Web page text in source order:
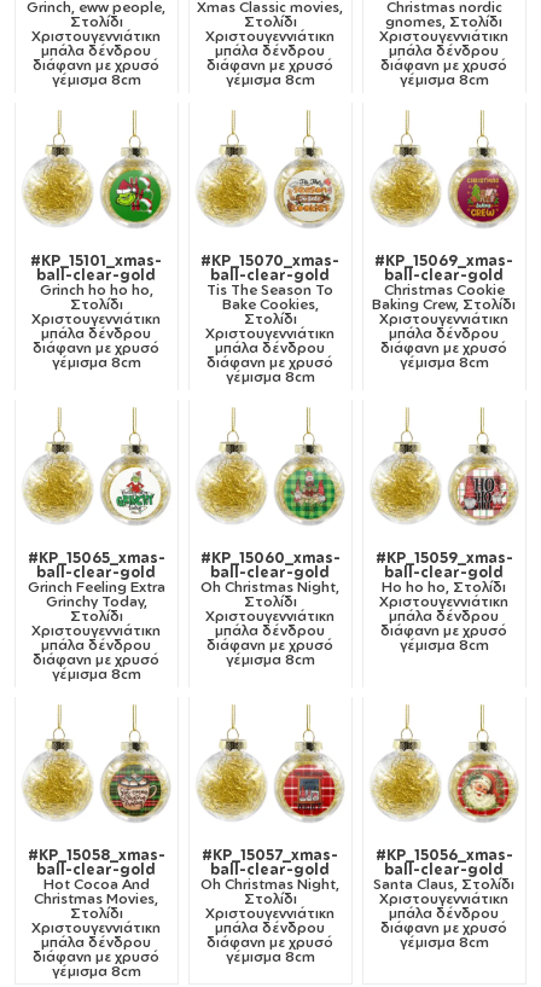
Grinch, eww people,
Στολίδι
Χριστουγεννιάτικη
μπάλα δένδρου
διάφανη με χρυσό
γέμισμα 8cm
Xmas Classic movies,
Στολίδι
Χριστουγεννιάτικη
μπάλα δένδρου
διάφανη με χρυσό
γέμισμα 8cm
Christmas nordic
gnomes, Στολίδι
Χριστουγεννιάτικη
μπάλα δένδρου
διάφανη με χρυσό
γέμισμα 8cm
#KP_15101_xmas-
ball-clear-gold
Grinch ho ho ho,
Στολίδι
Χριστουγεννιάτικη
μπάλα δένδρου
διάφανη με χρυσό
γέμισμα 8cm
#KP_15070_xmas-
ball-clear-gold
Tis The Season To
Bake Cookies,
Στολίδι
Χριστουγεννιάτικη
μπάλα δένδρου
διάφανη με χρυσό
γέμισμα 8cm
#KP_15069_xmas-
ball-clear-gold
Christmas Cookie
Baking Crew, Στολίδι
Χριστουγεννιάτικη
μπάλα δένδρου
διάφανη με χρυσό
γέμισμα 8cm
#KP_15065_xmas-
ball-clear-gold
Grinch Feeling Extra
Grinchy Today,
Στολίδι
Χριστουγεννιάτικη
μπάλα δένδρου
διάφανη με χρυσό
γέμισμα 8cm
#KP_15060_xmas-
ball-clear-gold
Oh Christmas Night,
Στολίδι
Χριστουγεννιάτικη
μπάλα δένδρου
διάφανη με χρυσό
γέμισμα 8cm
#KP_15059_xmas-
ball-clear-gold
Ho ho ho, Στολίδι
Χριστουγεννιάτικη
μπάλα δένδρου
διάφανη με χρυσό
γέμισμα 8cm
#KP_15058_xmas-
ball-clear-gold
Hot Cocoa And
Christmas Movies,
Στολίδι
Χριστουγεννιάτικη
μπάλα δένδρου
διάφανη με χρυσό
γέμισμα 8cm
#KP_15057_xmas-
ball-clear-gold
Oh Christmas Night,
Στολίδι
Χριστουγεννιάτικη
μπάλα δένδρου
διάφανη με χρυσό
γέμισμα 8cm
#KP_15056_xmas-
ball-clear-gold
Santa Claus, Στολίδι
Χριστουγεννιάτικη
μπάλα δένδρου
διάφανη με χρυσό
γέμισμα 8cm